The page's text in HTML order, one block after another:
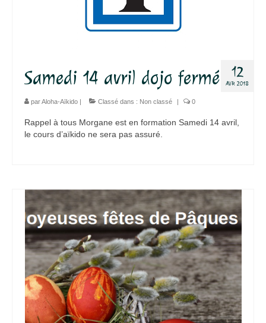
12
AVR 2018
Samedi 14 avril dojo fermé
parAloha-Aïkido Classé dans : Non classé 0
Rappel à tous Morgane est en formation Samedi 14 avril,
le cours d’aïkido ne sera pas assuré.